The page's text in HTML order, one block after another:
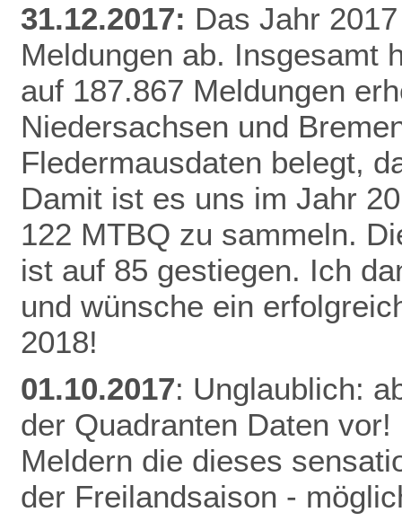
31.12.2017: Das Jahr
Meldungen ab. Insgesamt
auf 187.867 Meldungen
Niedersachsen und
Fledermausdaten belegt,
Damit ist es uns im Jahr
122 MTBQ zu sammeln.
ist auf 85 gestiegen. Ich
und wünsche ein
2018!
01.10.2017: Unglaublich:
der Quadranten Daten
Meldern die dieses
der Freilandsaison -